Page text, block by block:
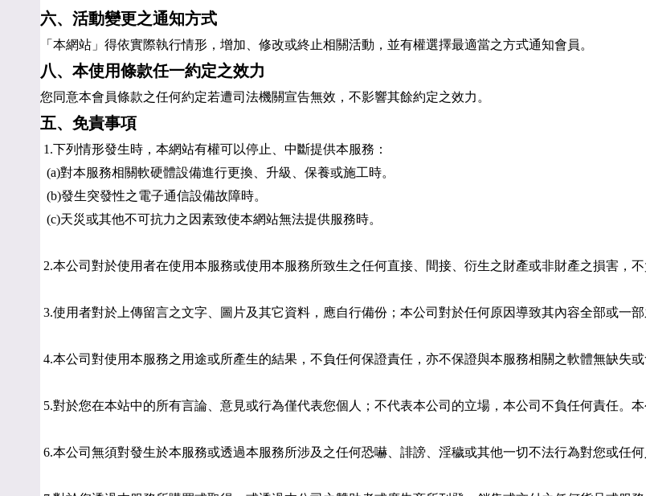
六、活動變更之通知方式
「本網站」得依實際執行情形，增加、修改或終止相關活動，並有權選擇最適當之方式通知會員。
八、本使用條款任一約定之效力
您同意本會員條款之任何約定若遭司法機關宣告無效，不影響其餘約定之效力。
五、免責事項
1.下列情形發生時，本網站有權可以停止、中斷提供本服務：
(a)對本服務相關軟硬體設備進行更換、升級、保養或施工時。
(b)發生突發性之電子通信設備故障時。
(c)天災或其他不可抗力之因素致使本網站無法提供服務時。
2.本公司對於使用者在使用本服務或使用本服務所致生之任何直接、間接、衍生之財產或非財產之損害，不
3.使用者對於上傳留言之文字、圖片及其它資料，應自行備份；本公司對於任何原因導致其內容全部或一部
4.本公司對使用本服務之用途或所產生的結果，不負任何保證責任，亦不保證與本服務相關之軟體無缺失或
5.對於您在本站中的所有言論、意見或行為僅代表您個人；不代表本公司的立場，本公司不負任何責任。
6.本公司無須對發生於本服務或透過本服務所涉及之任何恐嚇、誹謗、淫穢或其他一切不法行為對您或任何